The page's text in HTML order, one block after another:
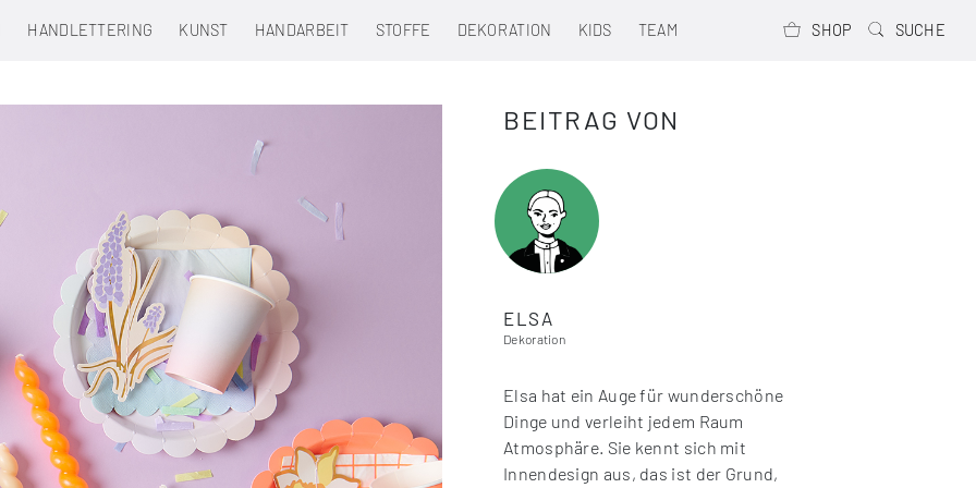
HANDLETTERING KUNST HANDARBEIT STOFFE DEKORATION KIDS TEAM SHOP SUCHE
BEITRAG VON
ELSA
Dekoration
Elsa hat ein Auge für wunderschöne
Dinge und verleiht jedem Raum
Atmosphäre. Sie kennt sich mit
Innendesign aus, das ist der Grund,